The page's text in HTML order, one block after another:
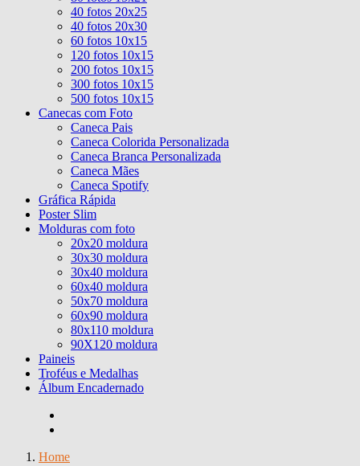
40 fotos 20x25
40 fotos 20x30
60 fotos 10x15
120 fotos 10x15
200 fotos 10x15
300 fotos 10x15
500 fotos 10x15
Canecas com Foto
Caneca Pais
Caneca Colorida Personalizada
Caneca Branca Personalizada
Caneca Mães
Caneca Spotify
Gráfica Rápida
Poster Slim
Molduras com foto
20x20 moldura
30x30 moldura
30x40 moldura
60x40 moldura
50x70 moldura
60x90 moldura
80x110 moldura
90X120 moldura
Paineis
Troféus e Medalhas
Álbum Encadernado
Home